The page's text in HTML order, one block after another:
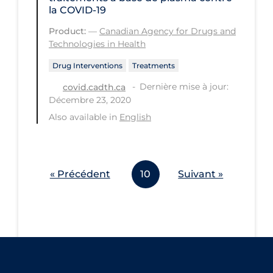
la COVID-19
Product: — Canadian Agency for Drugs and
Technologies in Health
Drug Interventions Treatments
covid.cadth.ca
Dernière mise à jour:
Décembre 23, 2020
Also available in English
« Précédent 10 Suivant »